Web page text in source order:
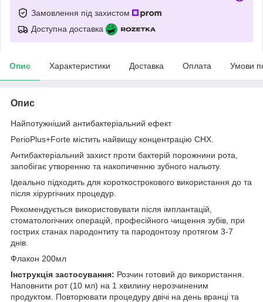
Замовлення під захистом
Доступна доставка
Опис Характеристики Доставка Оплата Умови
Опис
Найпотужніший антибактеріальний ефект
PerioPlus+Forte містить найвищу концентрацію CHX.
Антибактеріальний захист проти бактерій порожнини рота,
запобігає утворенню та накопиченню зубного нальоту.
Ідеально підходить для короткострокового використання до та
після хірургічних процедур.
Рекомендується використовувати після імплантацій,
стоматологічних операцій, професійного чищення зубів, при
гострих станах пародонтиту та пародонтозу протягом 3-7
днів.
Флакон 200мл
Інструкція застосування: Розчин готовий до використання.
Наповнити рот (10 мл) на 1 хвилину нерозчиненим
продуктом. Повторювати процедуру двічі на день вранці та